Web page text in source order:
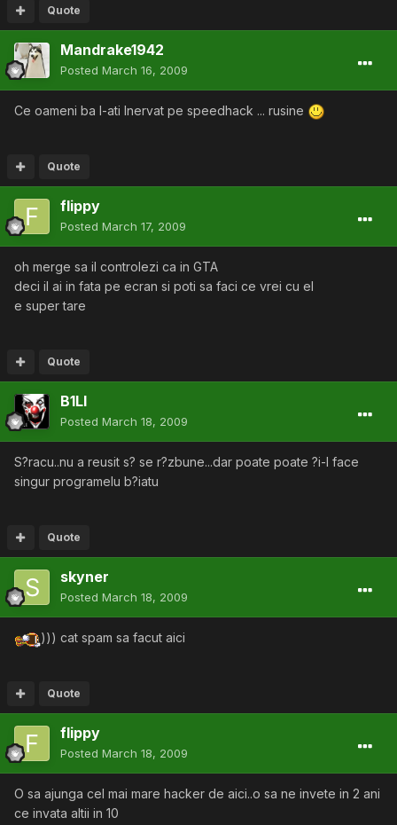
Quote
Mandrake1942
Posted March 16, 2009
Ce oameni ba l-ati Inervat pe speedhack ... rusine
Quote
flippy
Posted March 17, 2009
oh merge sa il controlezi ca in GTA
deci il ai in fata pe ecran si poti sa faci ce vrei cu el
e super tare
Quote
B1Ll
Posted March 18, 2009
S?racu..nu a reusit s? se r?zbune...dar poate poate ?i-l face
singur programelu b?iatu
Quote
skyner
Posted March 18, 2009
))) cat spam sa facut aici
Quote
flippy
Posted March 18, 2009
O sa ajunga cel mai mare hacker de aici..o sa ne invete in 2 ani
ce invata altii in 10